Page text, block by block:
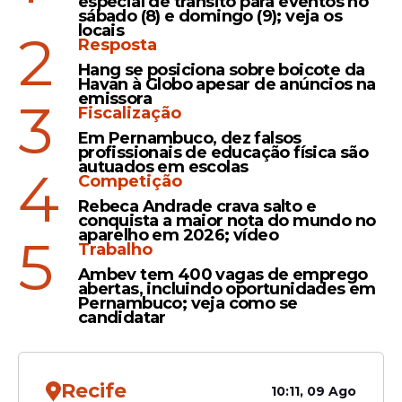
Polêmica
Líder da Assembleia de
Deus dos Últimos Dias
afirma que símbolos do
Flamengo remetem a Exu
Veja Também
Outras associações
inusitadas
sábado (8) e domingo (9); veja os
locais
2
Resposta
Hang se posiciona sobre boicote da
Havan à Globo apesar de anúncios na
emissora
3
Fiscalização
Em Pernambuco, dez falsos
profissionais de educação física são
autuados em escolas
4
Competição
Rebeca Andrade crava salto e
conquista a maior nota do mundo no
aparelho em 2026; vídeo
5
Trabalho
Ambev tem 400 vagas de emprego
abertas, incluindo oportunidades em
Pernambuco; veja como se
candidatar
Recife 10:11, 09 Ago